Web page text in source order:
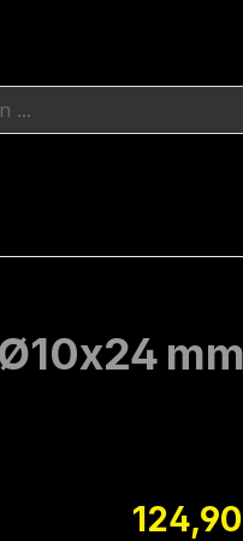
Regulärer